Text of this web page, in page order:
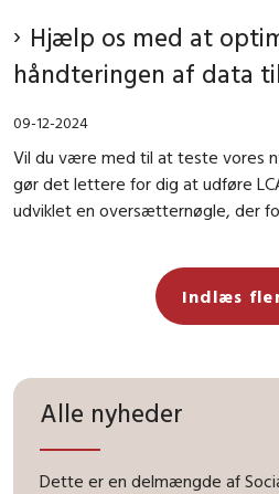
Hjælp os med at
håndteringen af data
09-12-2024
Vil du være med til at teste vores
gør det lettere for dig at udføre
udviklet en oversætternøgle, der
Indlæs
Alle nyheder
Dette er en delmængde af